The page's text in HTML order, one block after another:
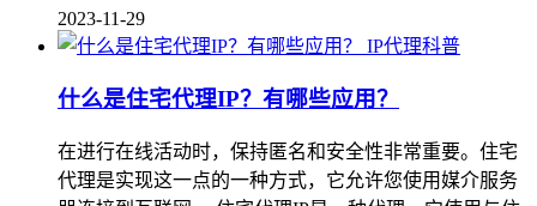
2023-11-29
IP代理科普
什么是住宅代理IP？有哪些应用？
在进行在线活动时，保持匿名和安全性非常重要。住宅
代理是实现这一点的一种方式，它允许您使用媒介服务